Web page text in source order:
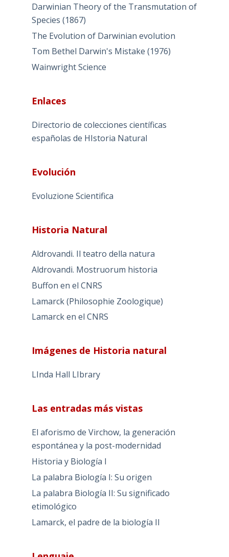
Darwinian Theory of the Transmutation of
Species (1867)
The Evolution of Darwinian evolution
Tom Bethel Darwin's Mistake (1976)
Wainwright Science
Enlaces
Directorio de colecciones científicas
españolas de HIstoria Natural
Evolución
Evoluzione Scientifica
Historia Natural
Aldrovandi. Il teatro della natura
Aldrovandi. Mostruorum historia
Buffon en el CNRS
Lamarck (Philosophie Zoologique)
Lamarck en el CNRS
Imágenes de Historia natural
LInda Hall LIbrary
Las entradas más vistas
El aforismo de Virchow, la generación
espontánea y la post-modernidad
Historia y Biología I
La palabra Biología I: Su origen
La palabra Biología II: Su significado
etimológico
Lamarck, el padre de la biología II